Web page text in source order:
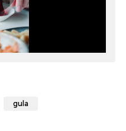
gula